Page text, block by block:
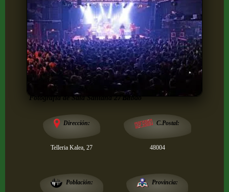
Fotografía de Sala Santana 27 deBilbao
Dirección:
Telleria Kalea, 27
C.Postal:
48004
Población: Provincia: